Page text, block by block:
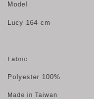
Model
Lucy 164 cm
Fabric
Polyester 100%
Made in Taiwan